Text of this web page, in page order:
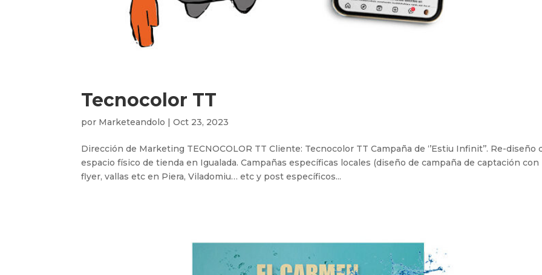
Tecnocolor TT
por Marketeandolo |Oct 23, 2023
Dirección de Marketing TECNOCOLOR TT Cliente: Tecnocolor TT Campaña de ‘’Estiu Infinit’’. Re-diseño
espacio físico de tienda en Igualada. Campañas específicas locales (diseño de campaña de captación con
flyer, vallas etc en Piera, Viladomiu… etc y post específicos...